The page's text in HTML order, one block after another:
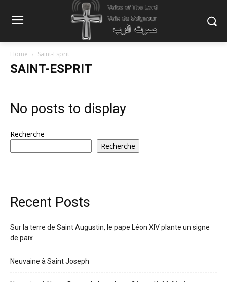
Home Saint-Esprit
SAINT-ESPRIT
No posts to display
Recherche
Recherche
Recent Posts
Sur la terre de Saint Augustin, le pape Léon XIV plante un signe
de paix
Neuvaine à Saint Joseph